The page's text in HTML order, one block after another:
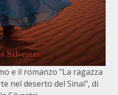
e il romanzo "La ragazza
nel deserto del Sinai", di